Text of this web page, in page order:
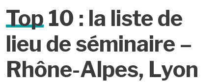
Top 10 : la liste de
lieu de séminaire –
Rhône-Alpes, Lyon